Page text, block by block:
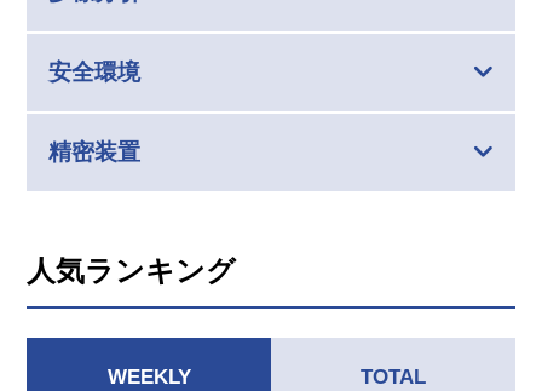
安全環境
精密装置
人気ランキング
WEEKLY TOTAL